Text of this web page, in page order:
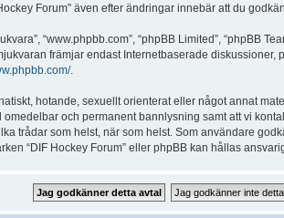
Forum” även efter ändringar innebär att du
“www.phpbb.com”, “phpBB Limited”, “phpBB
främjar endast Internetbaserade
.
hotande, sexuellt orienterat eller något annat
och permanent bannlysning samt att vi
trådar som helst, när som helst. Som användare
“DIF Hockey Forum” eller phpBB kan hållas